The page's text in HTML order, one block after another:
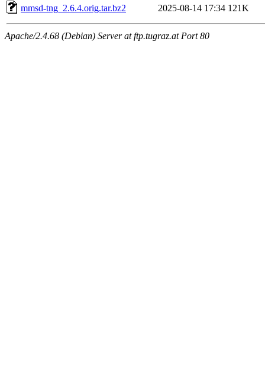
mmsd-tng_2.6.4.orig.tar.bz2
2025-08-14 17:34 121K
Apache/2.4.68 (Debian) Server at ftp.tugraz.at Port 80